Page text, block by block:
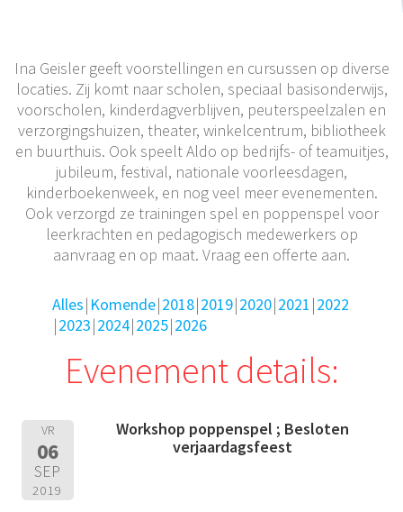
Ina Geisler geeft voorstellingen en cursussen op diverse
locaties. Zij komt naar scholen, speciaal basisonderwijs,
voorscholen, kinderdagverblijven, peuterspeelzalen en
verzorgingshuizen, theater, winkelcentrum, bibliotheek
en buurthuis. Ook speelt Aldo op bedrijfs- of teamuitjes,
jubileum, festival, nationale voorleesdagen,
kinderboekenweek, en nog veel meer evenementen.
Ook verzorgd ze trainingen spel en poppenspel voor
leerkrachten en pedagogisch medewerkers op
aanvraag en op maat. Vraag een offerte aan.
Alles Komende 2018 2019 2020 2021 2022
2023 2024 2025 2026
Evenement details:
VR
06
SEP
2019
Workshop poppenspel ; Besloten
verjaardagsfeest